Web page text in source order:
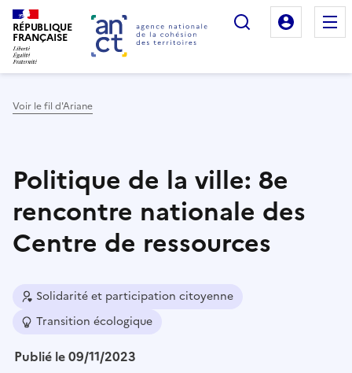
RÉPUBLIQUE
FRANÇAISE
Rechercher
Mon
Voir le fil d'Ariane
Politique de la ville: 8e
rencontre nationale des
Centre de ressources
Solidarité et participation citoyenne
Transition écologique
Publié le 09/11/2023